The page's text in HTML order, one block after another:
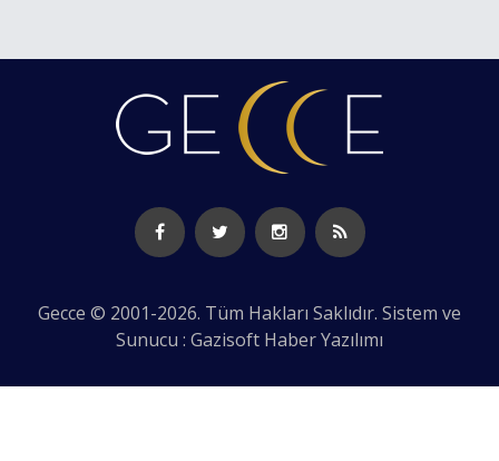
Gecce © 2001-2026. Tüm Hakları Saklıdır. Sistem ve
Sunucu : Gazisoft Haber Yazılımı